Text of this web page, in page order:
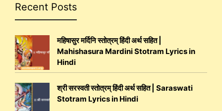
Recent Posts
महिषासुर मर्दिनि स्तोत्रम् हिंदी अर्थ सहित |
Mahishasura Mardini Stotram Lyrics in
Hindi
श्री सरस्वती स्तोत्रम् हिंदी अर्थ सहित | Saraswati
Stotram Lyrics in Hindi